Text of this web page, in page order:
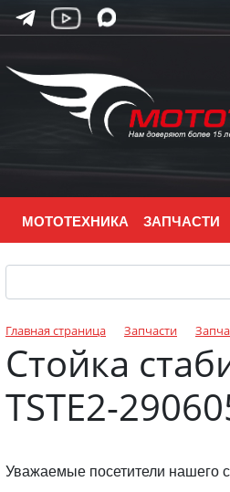
МОТОТЕХНИКА ЗАПЧАСТИ
Главная страница Запчасти
Стойка
TSTE2-
Уважаемые посетители нашего